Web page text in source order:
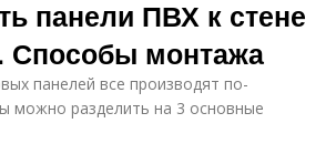
панели ПВХ к стене
Способы монтажа
панелей все производят по-
можно разделить на 3 основные